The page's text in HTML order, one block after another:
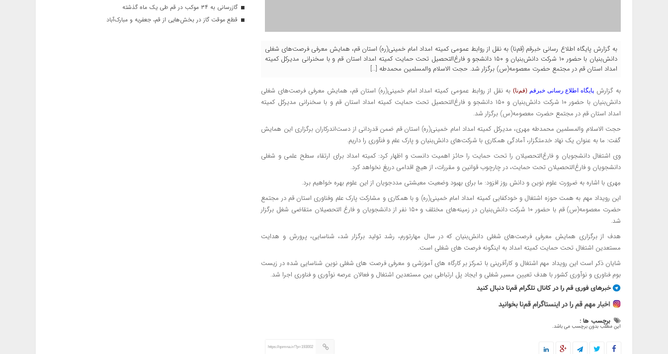
به گزارش پایگاه اطلاع رسانی خبرقم (قم‌نا) به نقل از روابط عمومی کمیته امداد امام خمینی(ره) استان قم، همایش معرفی فرصت‌های شغلی
دانش‌بنیان با حضور ۱۰ شرکت دانش‌بنیان و ۱۵۰ دانشجو و فارغ‌التحصیل تحت حمایت کمیته امداد استان قم و با سخنرانی مدیرکل کمیته
امداد استان قم در مجتمع حضرت معصومه(س) برگزار شد. حجت الاسلام والمسلمین محمدطه […]
به گزارش پایگاه اطلاع رسانی خبرقم (قم‌نا) به نقل از روابط عمومی کمیته امداد امام خمینی(ره) استان قم، همایش معرفی فرصت‌های شغلی
دانش‌بنیان با حضور ۱۰ شرکت دانش‌بنیان و ۱۵۰ دانشجو و فارغ‌التحصیل تحت حمایت کمیته امداد استان قم و با سخنرانی مدیرکل کمیته
امداد استان قم در مجتمع حضرت معصومه(س) برگزار شد.
حجت الاسلام والمسلمین محمدطه مِهری، مدیرکل کمیته امداد امام خمینی(ره) استان قم ضمن قدردانی از دست‌اندرکاران برگزاری این همایش
گفت: ما به عنوان یک نهاد خدمتگزار، آمادگی همکاری با شرکت‌های دانش‌بنیان و پارک علم و فنآوری را داریم.
وی اشتغال دانشجویان و فارغ‌التحصیلان را تحت حمایت را حائز اهمیت دانست و اظهار کرد: کمیته امداد برای ارتقاء سطح علمی و شغلی
دانشجویان و فارغ‌التحصیلان تحت حمایت، در چارچوب قوانین و مقررات، از هیچ اقدامی دریغ نخواهد کرد.
مِهری با اشاره به ضرورت علوم نوین و دانش روز افزود: ما برای بهبود وضعیت معیشتی مددجویان از این علوم بهره خواهیم برد.
این رویداد مهم به همت حوزه اشتغال و خودکفایی کمیته امداد امام خمینی(ره) و با همکاری و مشارکت پارک علم وفناوری استان قم در مجتمع
حضرت معصومه(س) قم با حضور ۱۰ شرکت دانش‌بنیان در زمینه‌های مختلف و ۱۵۰ نفر از دانشجویان و فارغ التحصیلان متقاضی شغل برگزار
شد.
هدف از برگزاری همایش معرفی فرصت‌های شغلی دانش‌بنیان که در سال مهارتورم، رشد تولید برگزار شد، شناسایی، پرورش و هدایت
مستعدین اشتغال تحت حمایت کمیته امداد به اینگونه فرصت های شغلی است.
شایان ذکر است این رویداد مهم اشتغال و کارآفرینی با تمرکز بر کارگاه های آموزشی و معرفی فرصت های شغلی نوین شناسایی شده در زیست
بوم فناوری و نوآوری کشور با هدف تعیین مسیر شغلی و ایجاد پل ارتباطی بین مستعدین اشتغال و فعالان عرصه نوآوری و فناوری اجرا شد.
برچسب ها :
این مطلب بدون برچسب می باشد.
https://qomna.ir/?p=193002
گازرسانی به ۳۴ موکب در قم طی یک ماه گذشته
قطع موقت گاز در بخش‌هایی از قم، جعفریه و مبارک‌آباد